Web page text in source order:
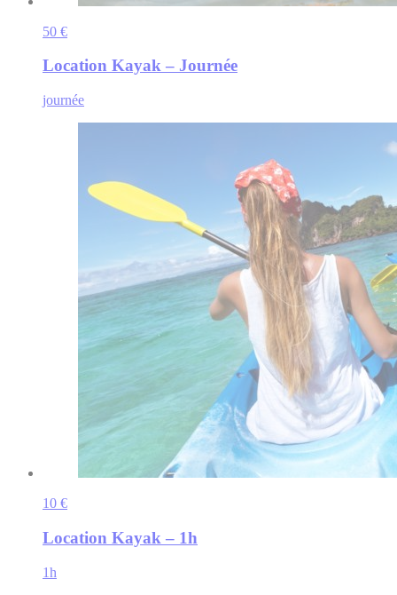
50 €
Location Kayak – Journée
journée
10 €
Location Kayak – 1h
1h